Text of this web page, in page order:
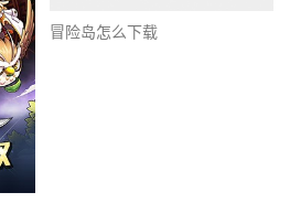
冒险岛怎么下载